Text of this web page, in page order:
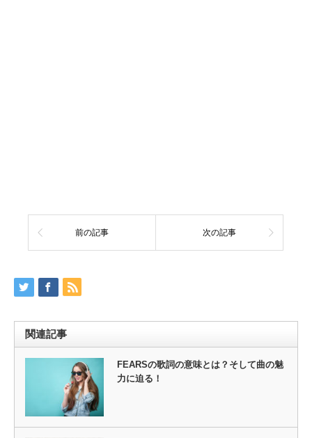
前の記事 次の記事
関連記事
FEARSの歌詞の意味とは？そして曲の魅
力に迫る！